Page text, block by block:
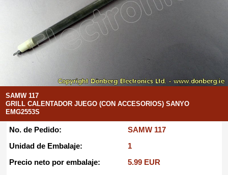
SAMW 117
GRILL CALENTADOR JUEGO (CON ACCESORIOS) SANYO
EMG2553S
No. de Pedido:
SAMW 117
Unidad de Embalaje:
1
Precio neto por embalaje:
5.99 EUR